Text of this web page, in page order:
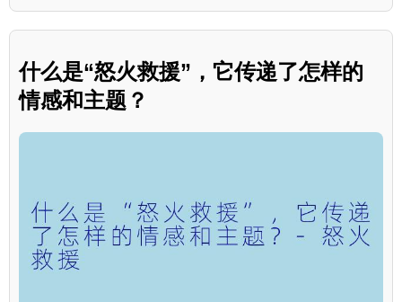
什么是“怒火救援”，它传递了怎样的
情感和主题？